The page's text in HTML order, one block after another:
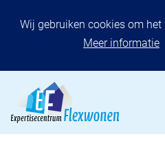
Wij gebruiken cookies om het
Meer informatie